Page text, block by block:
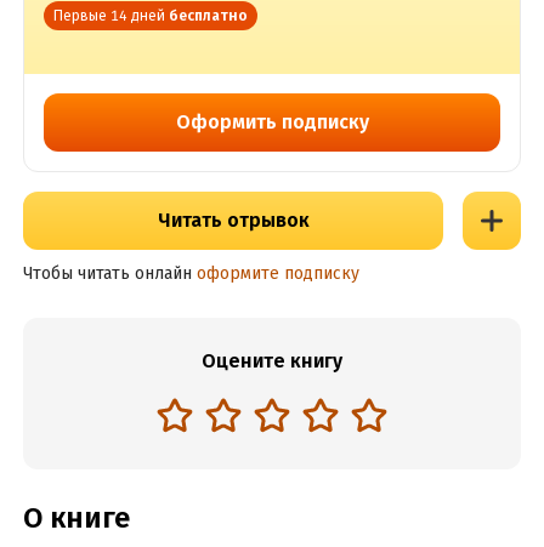
Первые 14 дней бесплатно
Оформить подписку
Читать отрывок
Чтобы читать онлайн оформите подписку
Оцените книгу
О книге